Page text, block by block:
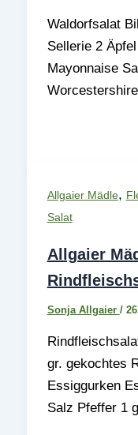
Waldorfsalat
Sellerie 2
Mayonnaise
Allgaier Mädle,
Salat
Allgaier
Sonja Allgaier /
gr. gekochtes
Essiggurken
Salz Pfeffer 1